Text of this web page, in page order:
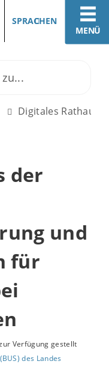
MENÜ
SPRACHEN
Digitales Rathaus
der
und
für
Verfügung gestellt
des Landes